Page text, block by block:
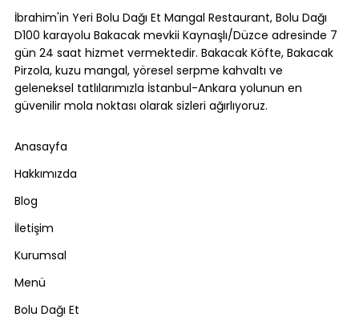
Nerede Durulur, Ne Yenir? [2026]
İbrahim'in Yeri Bolu Dağı Et Mangal Restaurant, Bolu Dağı
D100 karayolu Bakacak mevkii Kaynaşlı/Düzce adresinde 7
gün 24 saat hizmet vermektedir. Bakacak Köfte, Bakacak
Pirzola, kuzu mangal, yöresel serpme kahvaltı ve
geleneksel tatlılarımızla İstanbul-Ankara yolunun en
güvenilir mola noktası olarak sizleri ağırlıyoruz.
Anasayfa
Hakkımızda
Blog
İletişim
Kurumsal
Menü
Bolu Dağı Et